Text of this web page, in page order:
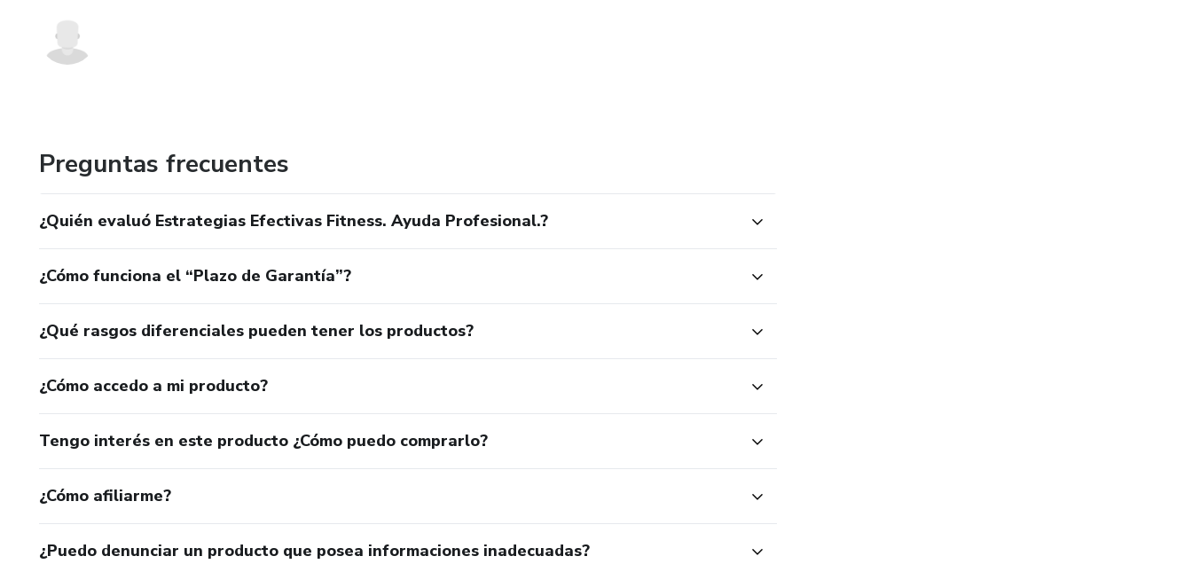
✔ Obtener resultados reales con un plan claro
🚀 Empieza hoy a aplicar estrategias que realmente funcionan y lleva tu entrenamiento al
Preguntas frecuentes
¿Quién evaluó Estrategias Efectivas Fitness. Ayuda Profesional.?
¿Cómo funciona el “Plazo de Garantía”?
¿Qué rasgos diferenciales pueden tener los productos?
¿Cómo accedo a mi producto?
Tengo interés en este producto ¿Cómo puedo comprarlo?
¿Cómo afiliarme?
¿Puedo denunciar un producto que posea informaciones inadecuadas?